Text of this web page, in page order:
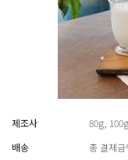
제조사
80g, 100g
배송
총 결제